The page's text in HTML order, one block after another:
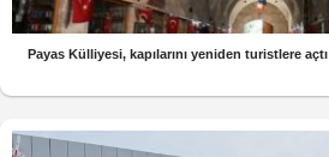
Payas Külliyesi, kapılarını yeniden turistlere açtı